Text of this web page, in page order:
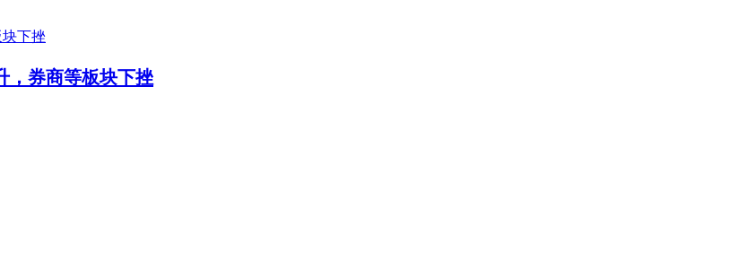
，券商等板块下挫